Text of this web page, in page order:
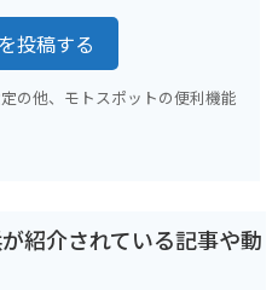
投稿する
の他、モトスポットの便利機能
紹介されている記事や動